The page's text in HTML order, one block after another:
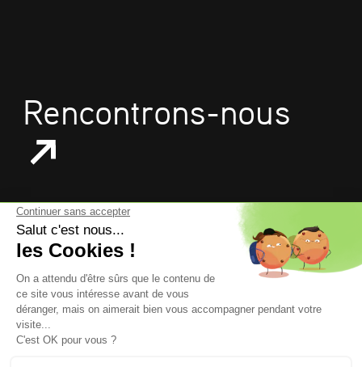
Rencontrons-nous
mentions légales
données personnelles
politique de confidentialité
gestion des cookies